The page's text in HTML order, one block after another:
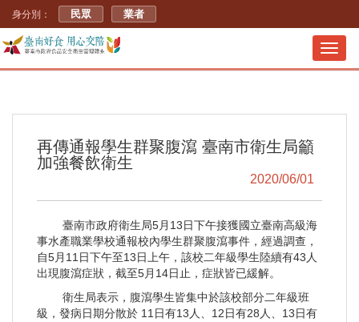
身分別： 民眾 業者
再傳通報學生群聚腹瀉 臺南市衛生局籲
加強餐飲衛生
2020/06/01
臺南市政府衛生局5月13日下午接獲國立臺南高級海
事水產職業學校通報校內學生群聚腹瀉事件，經過調查，
自5月11日下午至13日上午，該校二年級學生陸續有43人
出現腹瀉症狀，截至5月14日止，症狀皆已緩解。
衛生局表示，腹瀉學生皆集中於該校部分二年級班
級，發病日期分散於 11日有13人、12日有28人、13日有